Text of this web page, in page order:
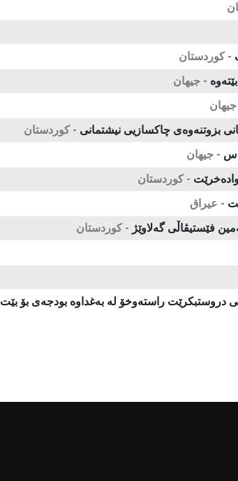
- كوردستان
- جیهان
بزوتنەوەی چاکسازیی نیشتمانی - كوردستان
- جیهان
- كوردستان
- عیراق
فێستیڤاڵی گەلاوێژ - كوردستان
دروستبكرێت راسته‌وخۆ له‌ به‌غداوه‌ بودجه‌ی‌ بۆ بێت